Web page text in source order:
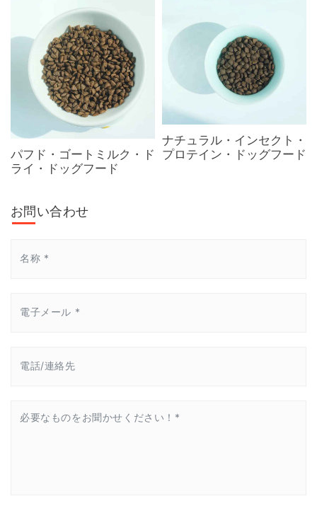
パフド・ゴートミルク・ド
ライ・ドッグフード
ナチュラル・インセクト・
プロテイン・ドッグフード
お問い合わせ